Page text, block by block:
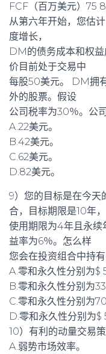
FCF（百万美元）75
从第六年开始，您估
度增长，
DM的债务成本和权
价目前处于交易中
每股50美元。 DM拥
外的股票。假设
公司税率为30％。公
A.22美元。
B.42美元。
C.62美元。
D.82美元。
9）您的目标是在今天
合，目标期限是10年，
使用期限为4年且永续
益率为6％。怎么样
您会在投资组合中持
A.零和永久性分别为
B.零和永久性分别为
C.零和永久性分别为
D.零和永久性分别为
10）有利的动量交易
A.弱势市场效率。